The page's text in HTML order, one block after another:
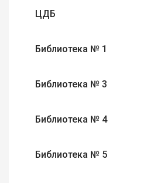
ЦДБ
Библиотека № 1
Библиотека № 3
Библиотека № 4
Библиотека № 5